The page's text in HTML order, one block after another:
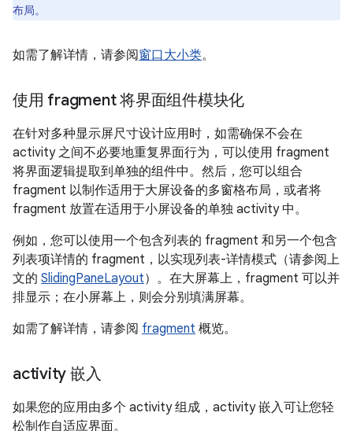
布局。
如需了解详情，请参阅窗口大小类。
使用 fragment 将界面组件模块化
在针对多种显示屏尺寸设计应用时，如需确保不会在
activity 之间不必要地重复界面行为，可以使用 fragment
将界面逻辑提取到单独的组件中。然后，您可以组合
fragment 以制作适用于大屏设备的多窗格布局，或者将
fragment 放置在适用于小屏设备的单独 activity 中。
例如，您可以使用一个包含列表的 fragment 和另一个包含
列表项详情的 fragment，以实现列表-详情模式（请参阅上
文的 SlidingPaneLayout）。在大屏幕上，fragment 可以并
排显示；在小屏幕上，则会分别填满屏幕。
如需了解详情，请参阅 fragment 概览。
activity 嵌入
如果您的应用由多个 activity 组成，activity 嵌入可让您轻
松制作自适应界面。